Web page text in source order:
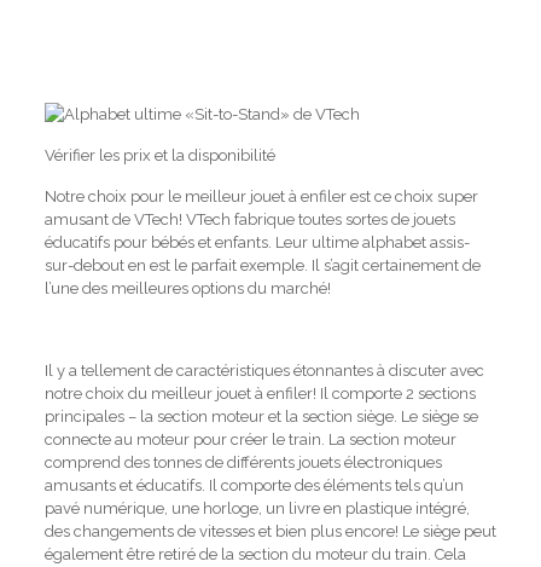
Vérifier les prix et la disponibilité
Notre choix pour le meilleur jouet à enfiler est ce choix super
amusant de VTech! VTech fabrique toutes sortes de jouets
éducatifs pour bébés et enfants. Leur ultime alphabet assis-
sur-debout en est le parfait exemple. Il s’agit certainement de
l’une des meilleures options du marché!
Il y a tellement de caractéristiques étonnantes à discuter avec
notre choix du meilleur jouet à enfiler! Il comporte 2 sections
principales – la section moteur et la section siège. Le siège se
connecte au moteur pour créer le train. La section moteur
comprend des tonnes de différents jouets électroniques
amusants et éducatifs. Il comporte des éléments tels qu’un
pavé numérique, une horloge, un livre en plastique intégré,
des changements de vitesses et bien plus encore! Le siège peut
également être retiré de la section du moteur du train. Cela